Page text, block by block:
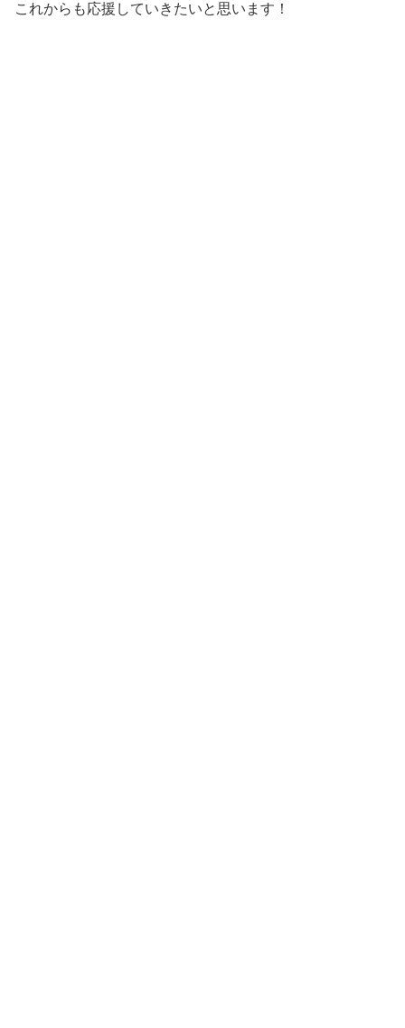
これからも応援していきたいと思います！